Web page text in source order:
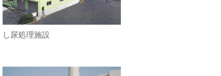
し尿処理施設